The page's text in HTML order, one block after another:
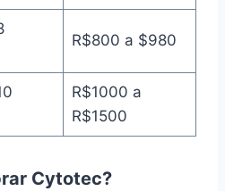
R$800 a $980
R$1000 a
R$1500
Cytotec?